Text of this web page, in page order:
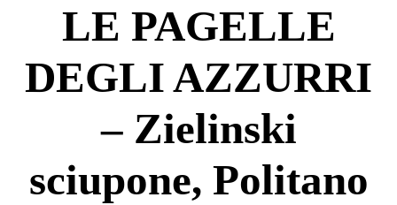
LE PAGELLE
DEGLI AZZURRI
– Zielinski
sciupone, Politano